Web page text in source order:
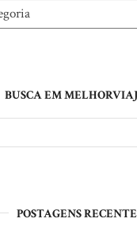
BUSCA EM
POSTAGENS